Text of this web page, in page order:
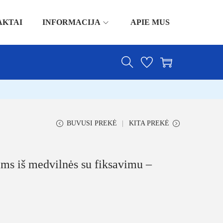
INFORMACIJA APIE MUS
BUVUSI PREKĖ KITA PREKĖ
iš medvilnės su fiksavimu –